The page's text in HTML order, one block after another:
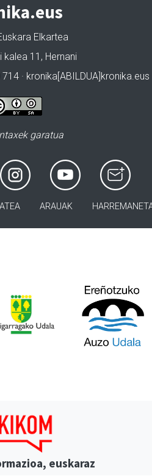
Elkartea
kalea 11, Hernani
· kronika[ABILDUA]kronika.eus
garatua
ARAUAK
euskaraz